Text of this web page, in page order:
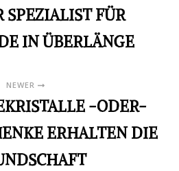
SPEZIALIST FÜR
IN ÜBERLÄNGE
NEWER
-ODER-
ERHALTEN DIE